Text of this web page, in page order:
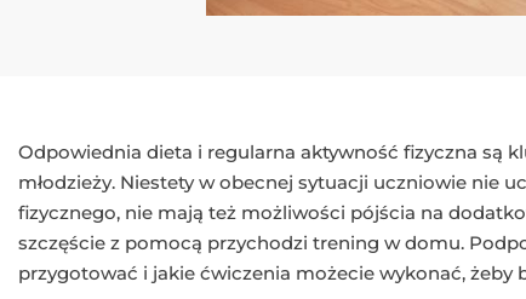
Odpowiednia dieta i regularna aktywność fizyczna są
młodzieży. Niestety w obecnej sytuacji uczniowie nie
fizycznego, nie mają też możliwości pójścia na
szczęście z pomocą przychodzi trening w domu.
przygotować i jakie ćwiczenia możecie wykonać, żeby